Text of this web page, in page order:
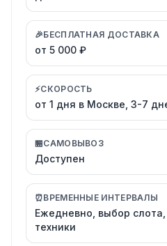
🎉БЕСПЛАТНАЯ ДОСТАВКА
от 5 000 ₽
⚡СКОРОСТЬ
от 1 дня в Москве, 3-7
🏪САМОВЫВОЗ
Доступен
⏰ВРЕМЕННЫЕ ИНТЕРВАЛЫ
Ежедневно, выбор
техники